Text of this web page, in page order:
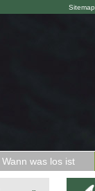
Sitemap
Wann was los ist